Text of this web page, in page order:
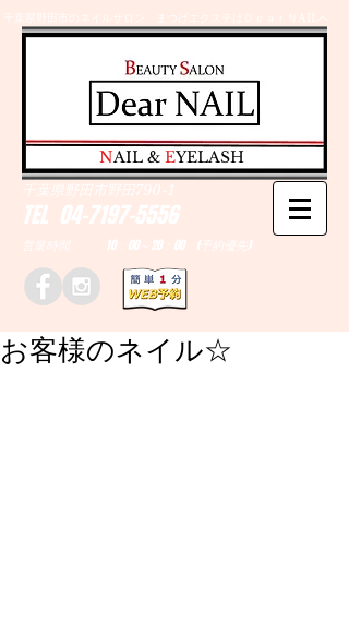
千葉県野田市のネイルサロン、まつげエクステはＤｅａｒＮAILへ
TEL 04-7197-5556
営業時間 10：00～20：00 (予約優先)
千葉県野田市野田790-1
​NAIL & EYELASH
お客様のネイル☆